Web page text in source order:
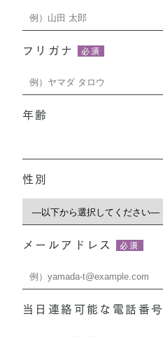
フリガナ
年齢
性別
メールアドレス
当日連絡可能な電話番号